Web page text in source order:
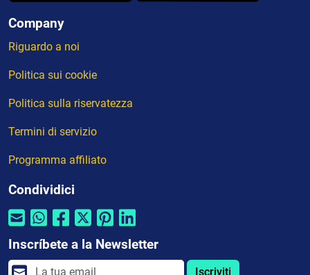
Company
Riguardo a noi
Politica sui cookie
Politica sulla riservatezza
Termini di servizio
Programma affiliato
Condividici
Inscríbete a la Newsletter
Iscriviti